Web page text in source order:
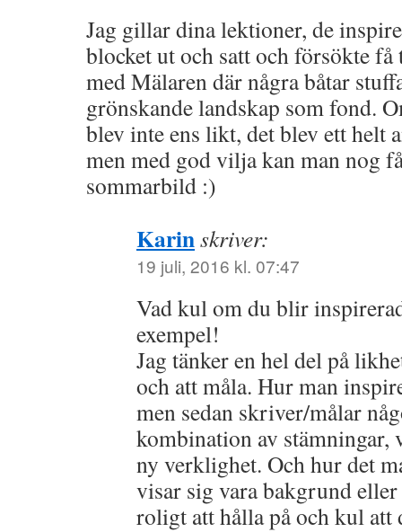
Jag gillar dina lektioner, de
blocket ut och satt och försökte
med Mälaren där några båtar
grönskande landskap som fond.
blev inte ens likt, det blev ett helt
men med god vilja kan man nog
sommarbild :)
Karinskriver:
19 juli, 2016 kl. 07:47
Vad kul om du blir
exempel!
Jag tänker en hel del på
och att måla. Hur man
men sedan skriver/målar
kombination av
ny verklighet. Och hur det
visar sig vara bakgrund
roligt att hålla på och kul att